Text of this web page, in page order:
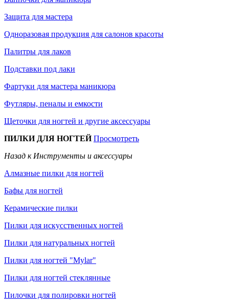
Защита для мастера
Одноразовая продукция для салонов красоты
Палитры для лаков
Подставки под лаки
Фартуки для мастера маникюра
Футляры, пеналы и емкости
Щеточки для ногтей и другие аксессуары
ПИЛКИ ДЛЯ НОГТЕЙПросмотреть
Назад к Инструменты и аксессуары
Алмазные пилки для ногтей
Бафы для ногтей
Керамические пилки
Пилки для искусственных ногтей
Пилки для натуральных ногтей
Пилки для ногтей "Mylar"
Пилки для ногтей стеклянные
Пилочки для полировки ногтей